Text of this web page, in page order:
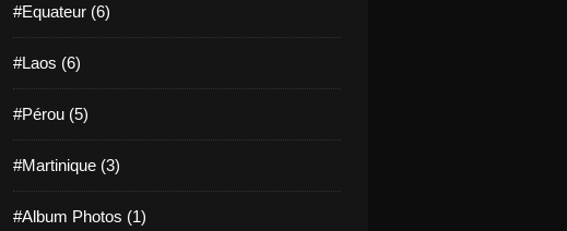
#Equateur (6)
#Laos (6)
#Pérou (5)
#Martinique (3)
#Album Photos (1)